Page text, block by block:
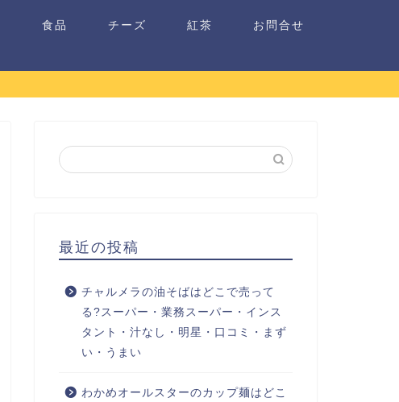
食品 チーズ 紅茶 お問合せ
最近の投稿
チャルメラの油そばはどこで売って
る?スーパー・業務スーパー・インス
タント・汁なし・明星・口コミ・まず
い・うまい
わかめオールスターのカップ麺はどこ